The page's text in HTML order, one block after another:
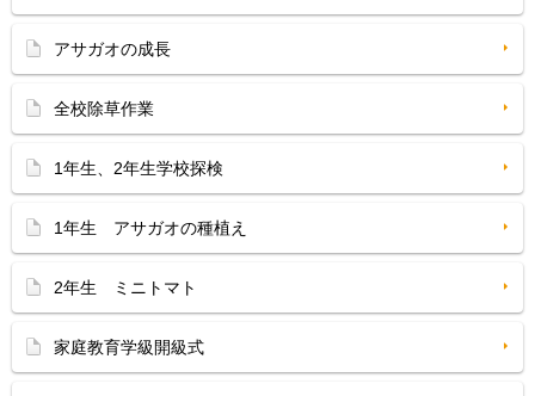
アサガオの成長
全校除草作業
1年生、2年生学校探検
1年生 アサガオの種植え
2年生 ミニトマト
家庭教育学級開級式